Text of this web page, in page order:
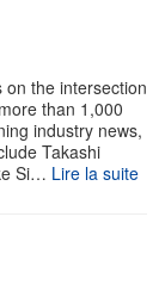
sa
collection
A-COLD-
sombres et
peut être
on the intersection
than 1,000
industry news,
Takashi
Si… Lire la suite